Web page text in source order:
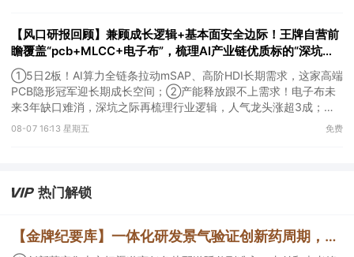
【风口研报回顾】兼顾成长逻辑+基本面安全边际！王牌自营前
瞻覆盖“pcb+MLCC+电子布”，梳理AI产业链优质标的“深坑起
跳”
①5日2板！AI算力全链条拉动mSAP、高阶HDI长期需求，这家高端
PCB隐形冠军迎长期成长空间；②产能释放跟不上需求！电子布未
来3年缺口难消，深坑之际再梳理行业逻辑，人气龙头涨超3成；
③AI服务器、机器人带动MLCC景气周期持续！这家公司扩产、涨
08-07 16:13 星期五 免费
热门解锁
【金牌纪要库】一体化研发景气验证创新药周期，商业渠道与AI科研设备同步扩容